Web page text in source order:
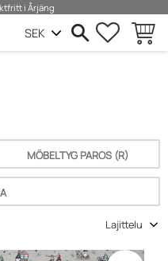
i Årjäng
SUOSIKIT
MÖBELTYG PAROS (R)
Valitse lajittelutapa